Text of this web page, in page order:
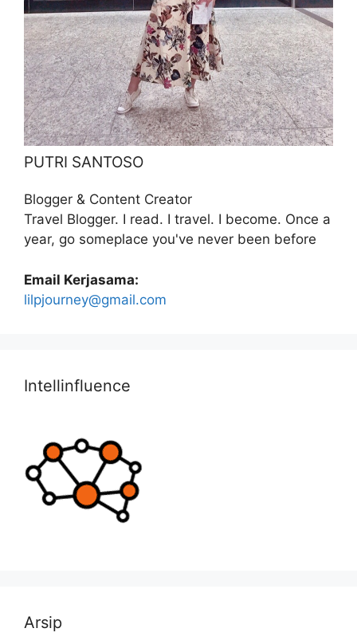
PUTRI SANTOSO
Blogger & Content Creator
Travel Blogger. I read. I travel. I become. Once a
year, go someplace you've never been before
Email Kerjasama:
lilpjourney@gmail.com
Intellinfluence
Arsip